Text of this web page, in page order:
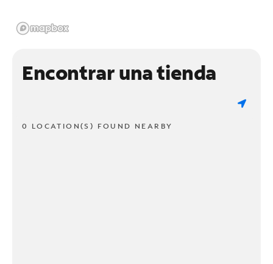
Encontrar una tienda
0 LOCATION(S) FOUND NEARBY